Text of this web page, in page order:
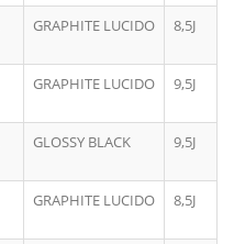
GRAPHITE LUCIDO 8,5J
GRAPHITE LUCIDO 9,5J
GLOSSY BLACK 9,5J
GRAPHITE LUCIDO 8,5J